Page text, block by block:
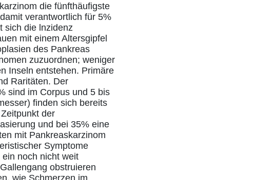
die fünfthäufigste
verantwortlich für 5%
sich die lnzidenz
mit einem Altersgipfel
des Pankreas
zuzuordnen; weniger
Inseln entstehen. Primäre
Raritäten. Der
sind im Corpus und 5 bis
finden sich bereits
der
und bei 35% eine
mit Pankreaskarzinom
Symptome
noch nicht weit
obstruieren
wie Schmerzen im